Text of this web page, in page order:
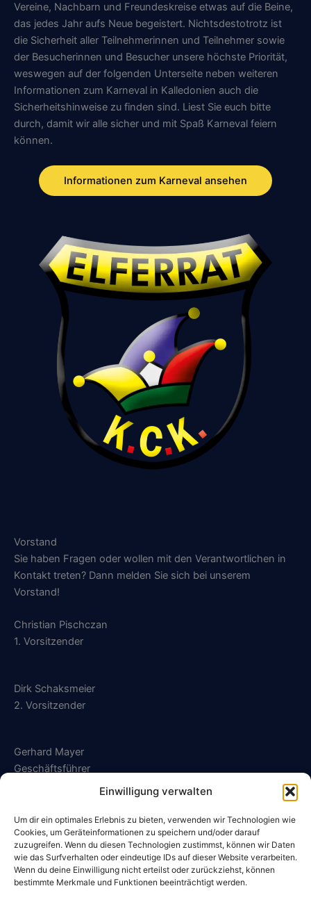
Einwilligung verwalten
Um dir ein optimales Erlebnis zu bieten, verwenden wir Technologien wie
Cookies, um Geräteinformationen zu speichern und/oder darauf
zuzugreifen. Wenn du diesen Technologien zustimmst, können wir Daten
wie das Surfverhalten oder eindeutige IDs auf dieser Website verarbeiten.
Wenn du deine Einwilligung nicht erteilst oder zurückziehst, können
bestimmte Merkmale und Funktionen beeinträchtigt werden.
Vereine, Nachbarn und Freundeskreise etwas auf die Beine,
das jedes Jahr aufs Neue begeistert. Nichtsdestotrotz ist
die Sicherheit aller Teilnehmerinnen und Teilnehmer sowie
der Besucherinnen und Besucher unsere höchste Priorität,
weswegen auf der folgenden Unterseite neben weiteren
Informationen zum Karneval in Kalledonien auch die
Sicherheitshinweise zu finden sind. Liest Sie euch bitte
durch, damit wir alle sicher und mit Spaß Karneval feiern
können.
Informationen zum Karneval ansehen
Vorstand
Sie haben Fragen oder wollen mit den Verantwortlichen in
Kontakt treten? Dann melden Sie sich bei unserem
Vorstand!
Christian Pischczan
1. Vorsitzender
Dirk Schaksmeier
2. Vorsitzender
Gerhard Mayer
Geschäftsführer
geschaeftsfuehrung@sg-kalldorf.de
Datenschutzerklärung